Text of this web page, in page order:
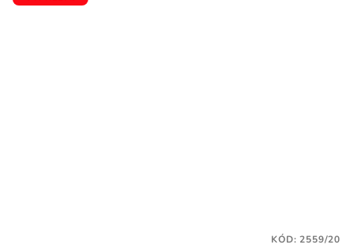
KÓD:2559/20